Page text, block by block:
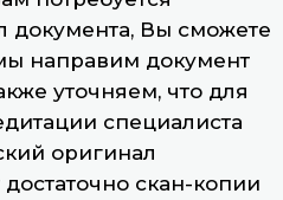
документа, Вы сможете
направим документ
уточняем, что для
специалиста
оригинал
скан-копии